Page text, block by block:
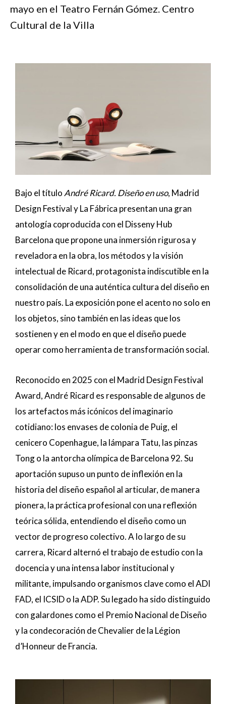
mayo en el Teatro Fernán Gómez. Centro
Cultural de la Villa
Bajo el título André Ricard. Diseño en uso, Madrid
Design Festival y La Fábrica presentan una gran
antología coproducida con el Disseny Hub
Barcelona que propone una inmersión rigurosa y
reveladora en la obra, los métodos y la visión
intelectual de Ricard, protagonista indiscutible en la
consolidación de una auténtica cultura del diseño en
nuestro país. La exposición pone el acento no solo en
los objetos, sino también en las ideas que los
sostienen y en el modo en que el diseño puede
operar como herramienta de transformación social.
Reconocido en 2025 con el Madrid Design Festival
Award, André Ricard es responsable de algunos de
los artefactos más icónicos del imaginario
cotidiano: los envases de colonia de Puig, el
cenicero Copenhague, la lámpara Tatu, las pinzas
Tong o la antorcha olímpica de Barcelona 92. Su
aportación supuso un punto de inflexión en la
historia del diseño español al articular, de manera
pionera, la práctica profesional con una reflexión
teórica sólida, entendiendo el diseño como un
vector de progreso colectivo. A lo largo de su
carrera, Ricard alternó el trabajo de estudio con la
docencia y una intensa labor institucional y
militante, impulsando organismos clave como el ADI
FAD, el ICSID o la ADP. Su legado ha sido distinguido
con galardones como el Premio Nacional de Diseño
y la condecoración de Chevalier de la Légion
d’Honneur de Francia.